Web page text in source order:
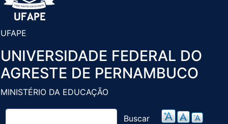
UFAPE
UNIVERSIDADE FEDERAL DO
AGRESTE DE PERNAMBUCO
MINISTÉRIO DA EDUCAÇÃO
Buscar